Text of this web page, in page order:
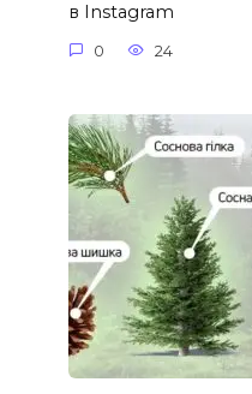
в Instagram
0 24